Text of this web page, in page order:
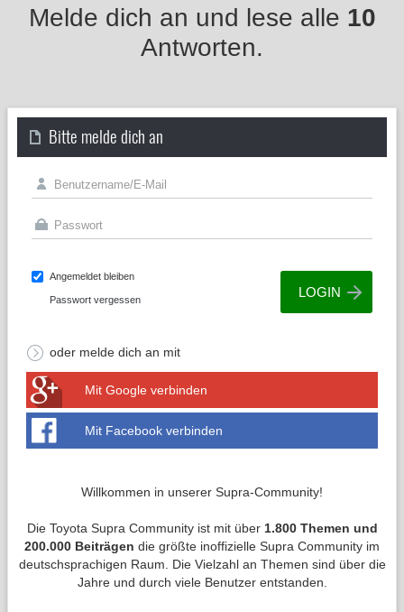
Melde dich an und lese alle 10
Antworten.
Bitte melde dich an
Angemeldet bleiben
Passwort vergessen
oder melde dich an mit
Mit Google verbinden
Mit Facebook verbinden
Willkommen in unserer Supra-Community!
Die Toyota Supra Community ist mit über 1.800 Themen und
200.000 Beiträgen die größte inoffizielle Supra Community im
deutschsprachigen Raum. Die Vielzahl an Themen sind über die
Jahre und durch viele Benutzer entstanden.